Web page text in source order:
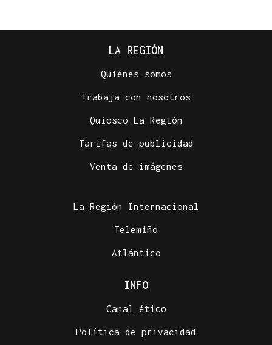
LA REGIÓN
Quiénes somos
Trabaja con nosotros
Quiosco La Región
Tarifas de publicidad
Venta de imágenes
La Región Internacional
Telemiño
Atlántico
INFO
Canal ético
Política de privacidad